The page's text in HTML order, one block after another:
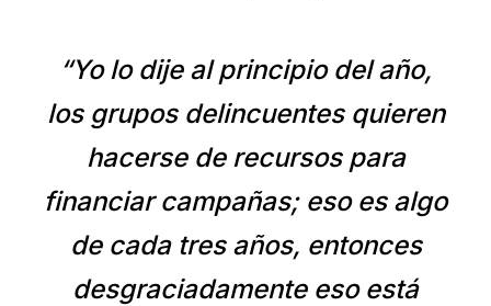
“Yo lo dije al principio del año,
los grupos delincuentes quieren
hacerse de recursos para
financiar campañas; eso es algo
de cada tres años, entonces
desgraciadamente eso está